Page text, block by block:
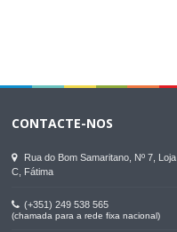
CONTACTE-NOS
Rua do Bom Samaritano, Nº 7, Loja
C, Fátima
(+351) 249 538 565
(chamada para a rede fixa nacional)